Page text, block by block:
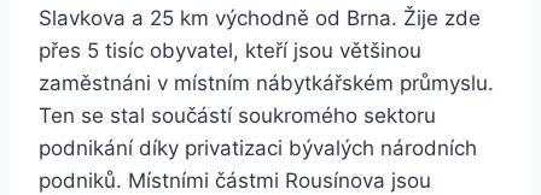
Slavkova a 25 km východně od Brna. Žije zde
přes 5 tisíc obyvatel, kteří jsou většinou
zaměstnáni v místním nábytkářském průmyslu.
Ten se stal součástí soukromého sektoru
podnikání díky privatizaci bývalých národních
podniků. Místními částmi Rousínova jsou